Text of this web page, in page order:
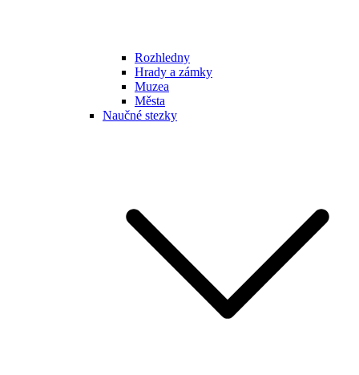
Rozhledny
Hrady a zámky
Muzea
Města
Naučné stezky